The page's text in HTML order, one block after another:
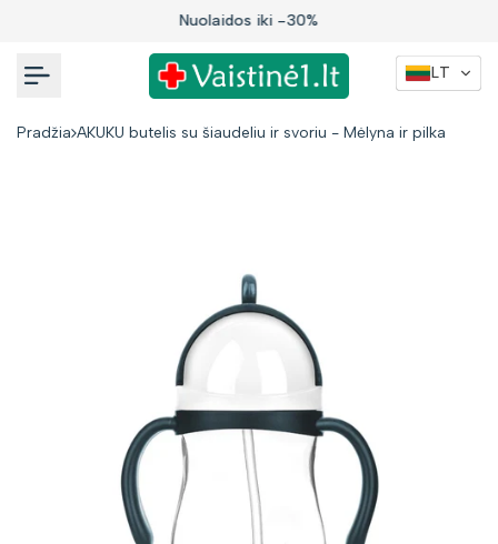
Nuolaidos iki -30%
Pradžia AKUKU butelis su šiaudeliu ir svoriu - Mėlyna ir pilka
LT